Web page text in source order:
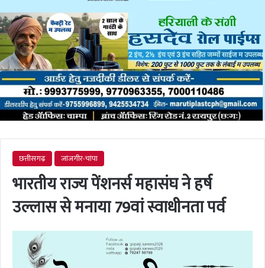
छत्तीसगढ़ जांजगीर-चांपा
भारतीय राज्य पेंशनर्स महासंघ ने हर्ष
उल्लास से मनाया 79वां स्वाधीनता पर्व